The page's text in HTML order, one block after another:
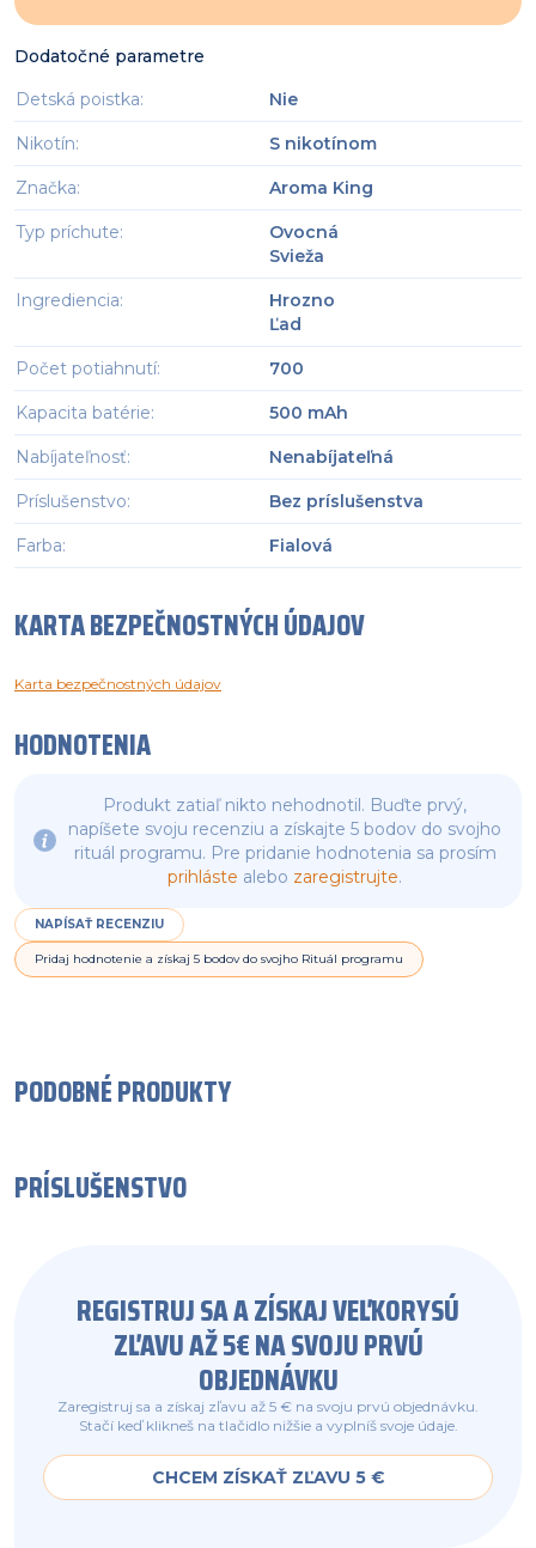
Dodatočné parametre
Detská poistka: Nie
Nikotín: S nikotínom
Značka: Aroma King
Typ príchute:
Ovocná
Svieža
Ingrediencia:
Hrozno
Ľad
Počet potiahnutí: 700
Kapacita batérie: 500 mAh
Nabíjateľnosť: Nenabíjateľná
Príslušenstvo: Bez príslušenstva
Farba: Fialová
KARTA BEZPEČNOSTNÝCH ÚDAJOV
Karta bezpečnostných údajov
HODNOTENIA
Produkt zatiaľ nikto nehodnotil. Buďte prvý,
napíšete svoju recenziu a získajte 5 bodov do svojho
rituál programu. Pre pridanie hodnotenia sa prosím
prihláste alebo zaregistrujte.
NAPÍSAŤ RECENZIU
Pridaj hodnotenie a získaj 5 bodov do svojho Rituál programu
PODOBNÉ PRODUKTY
PRÍSLUŠENSTVO
REGISTRUJ SA A ZÍSKAJ VEĽKORYSÚ
ZĽAVU AŽ 5€ NA SVOJU PRVÚ
OBJEDNÁVKU
Zaregistruj sa a získaj zľavu až 5 € na svoju prvú objednávku.
Stačí keď klikneš na tlačidlo nižšie a vyplníš svoje údaje.
CHCEM ZÍSKAŤ ZĽAVU 5 €